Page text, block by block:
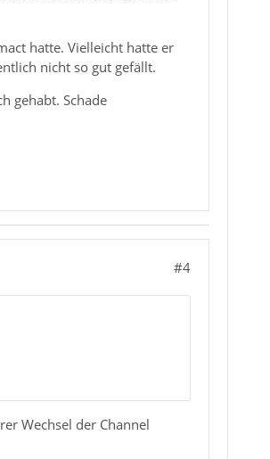
hatte. Vielleicht hatte er
nicht so gut gefällt.
gehabt. Schade
#4
Wechsel der Channel